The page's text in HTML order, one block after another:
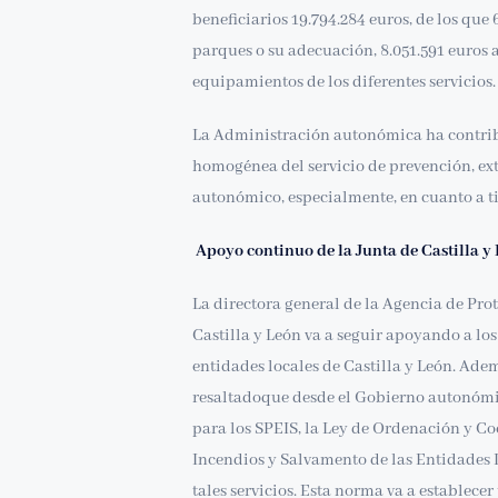
beneficiarios 19.794.284 euros, de los
parques o su adecuación, 8.051.591
equipamientos de los diferentes servicios.
La Administración autonómica ha
homogénea del servicio de prevención,
autonómico, especialmente, en cuanto a
Apoyo continuo de la Junta de Castilla y
La directora general de la Agencia de
Castilla y León va a seguir apoyando a
entidades locales de Castilla y León.
resaltadoque desde el Gobierno
para los SPEIS, la Ley de Ordenación y
Incendios y Salvamento de las
tales servicios. Esta norma va a